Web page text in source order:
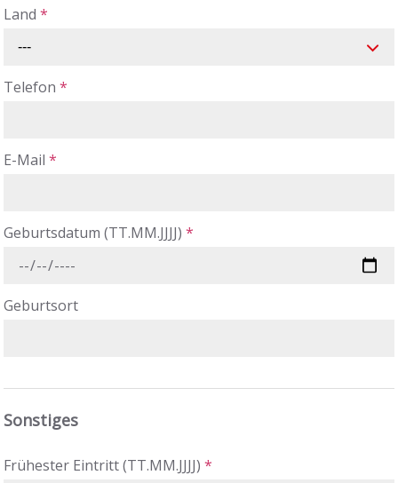
Land*
---
Telefon*
E-Mail*
Geburtsdatum (TT.MM.JJJJ)*
Geburtsort
Sonstiges
Frühester Eintritt (TT.MM.JJJJ)*